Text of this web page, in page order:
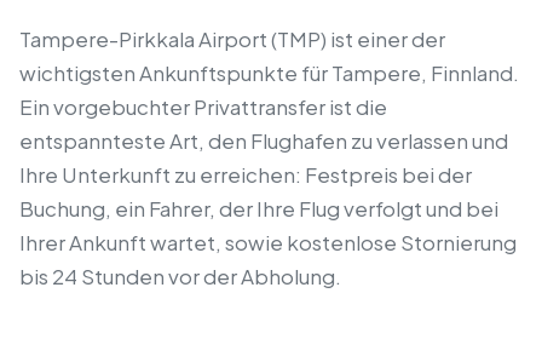
Tampere-Pirkkala Airport (TMP) ist einer der
wichtigsten Ankunftspunkte für Tampere, Finnland.
Ein vorgebuchter Privattransfer ist die
entspannteste Art, den Flughafen zu verlassen und
Ihre Unterkunft zu erreichen: Festpreis bei der
Buchung, ein Fahrer, der Ihre Flug verfolgt und bei
Ihrer Ankunft wartet, sowie kostenlose Stornierung
bis 24 Stunden vor der Abholung.